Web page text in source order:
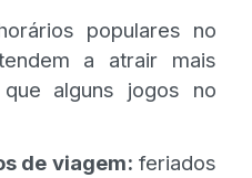
populares no
a atrair mais
alguns jogos no
de viagem: feriados